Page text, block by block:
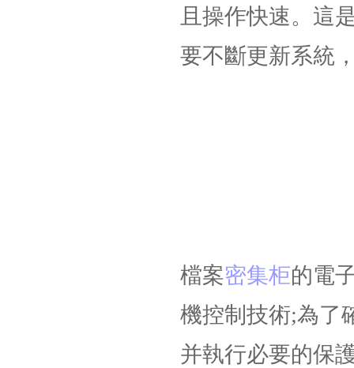
且操作快速。這
要不斷更新系統
檔案密集柜的電
機控制技術;為了
并執行必要的保